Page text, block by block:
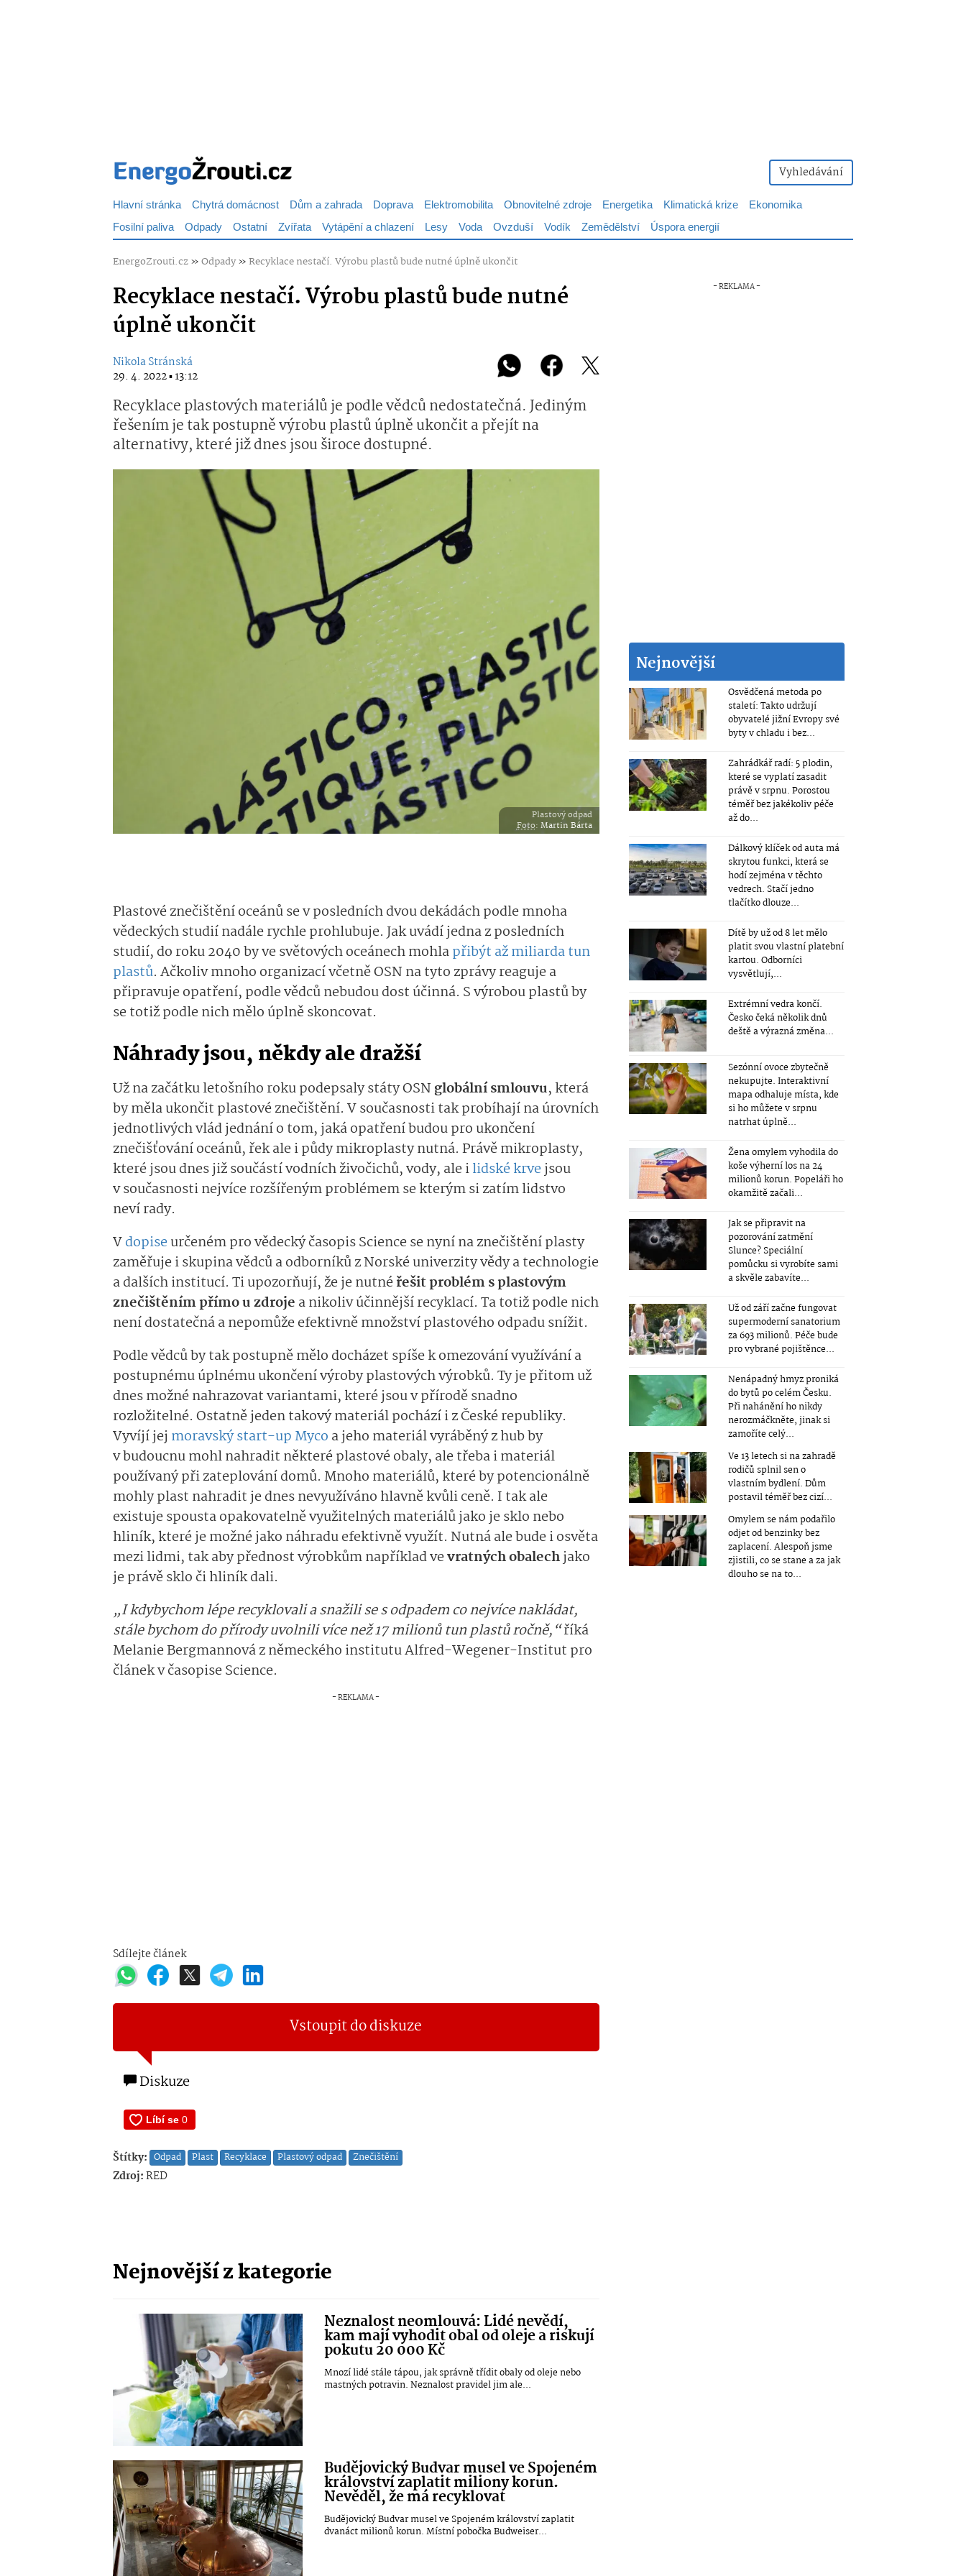
Vyhledávání
Hlavní stránka Chytrá domácnost Dům a zahrada Doprava Elektromobilita Obnovitelné zdroje Energetika Klimatická krize
Ekonomika
Fosilní paliva Odpady Ostatní Zvířata Vytápění a chlazení Lesy Voda Ovzduší Vodík Zemědělství Úspora energií
EnergoZrouti.cz»Odpady»Recyklace nestačí. Výrobu plastů bude nutné úplně ukončit
Recyklace nestačí. Výrobu plastů bude nutné
úplně ukončit
Nikola Stránská
29. 4. 2022 ▪ 13:12
Recyklace plastových materiálů je podle vědců nedostatečná. Jediným
řešením je tak postupně výrobu plastů úplně ukončit a přejít na
alternativy, které již dnes jsou široce dostupné.
Plastový odpad
Foto: Martin Bárta
Plastové znečištění oceánů se v posledních dvou dekádách podle mnoha
vědeckých studií nadále rychle prohlubuje. Jak uvádí jedna z posledních
studií, do roku 2040 by ve světových oceánech mohlapřibýt až miliarda tun
plastů. Ačkoliv mnoho organizací včetně OSN na tyto zprávy reaguje a
připravuje opatření, podle vědců nebudou dost účinná. S výrobou plastů by
se totiž podle nich mělo úplně skoncovat.
Náhrady jsou, někdy ale dražší
Už na začátku letošního roku podepsaly státy OSN globální smlouvu, která
by měla ukončit plastové znečištění. V současnosti tak probíhají na úrovních
jednotlivých vlád jednání o tom, jaká opatření budou pro ukončení
znečišťování oceánů, řek ale i půdy mikroplasty nutná. Právě mikroplasty,
které jsou dnes již součástí vodních živočichů, vody, ale ilidské krvejsou
v současnosti nejvíce rozšířeným problémem se kterým si zatím lidstvo
neví rady.
Vdopiseurčeném pro vědecký časopis Science se nyní na znečištění plasty
zaměřuje i skupina vědců a odborníků z Norské univerzity vědy a technologie
a dalších institucí. Ti upozorňují, že je nutnéřešit problém s plastovým
znečištěním přímo u zdroje a nikoliv účinnější recyklací. Ta totiž podle nich
není dostatečná a nepomůže efektivně množství plastového odpadu snížit.
Podle vědců by tak postupně mělo docházet spíše k omezování využívání a
postupnému úplnému ukončení výroby plastových výrobků. Ty je přitom už
dnes možné nahrazovat variantami, které jsou v přírodě snadno
rozložitelné. Ostatně jeden takový materiál pochází i z České republiky.
Vyvíjí jej moravský start-up Myco a jeho materiál vyráběný z hub by
v budoucnu mohl nahradit některé plastové obaly, ale třeba i materiál
používaný při zateplování domů. Mnoho materiálů, které by potencionálně
mohly plast nahradit je dnes nevyužíváno hlavně kvůli ceně. I tak ale
existuje spousta opakovatelně využitelných materiálů jako je sklo nebo
hliník, které je možné jako náhradu efektivně využít. Nutná ale bude i osvěta
mezi lidmi, tak aby přednost výrobkům například vevratných obalechjako
je právě sklo či hliník dali.
„I kdybychom lépe recyklovali a snažili se s odpadem co nejvíce nakládat,
stále bychom do přírody uvolnili více než 17 milionů tun plastů ročně,“říká
Melanie Bergmannová z německého institutu Alfred-Wegener-Institut pro
článek v časopise Science.
Sdílejte článek
Vstoupit do diskuze
Diskuze
Štítky: Odpad Plast Recyklace Plastový odpad Znečištění
Zdroj:RED
Nejnovější z kategorie
Neznalost neomlouvá: Lidé nevědí,
kam mají vyhodit obal od oleje a riskují
pokutu 20 000 Kč
Mnozí lidé stále tápou, jak správně třídit obaly od oleje nebo
mastných potravin. Neznalost pravidel jim ale...
Budějovický Budvar musel ve Spojeném
království zaplatit miliony korun.
Nevěděl, že má recyklovat
Budějovický Budvar musel ve Spojeném království zaplatit
dvanáct milionů korun. Místní pobočka Budweiser...
Nejnovější
Osvědčená metoda po
staletí: Takto udržují
obyvatelé jižní Evropy své
byty v chladu i bez...
Zahrádkář radí: 5 plodin,
které se vyplatí zasadit
právě v srpnu. Porostou
téměř bez jakékoliv péče
až do...
Dálkový klíček od auta má
skrytou funkci, která se
hodí zejména v těchto
vedrech. Stačí jedno
tlačítko dlouze...
Dítě by už od 8 let mělo
platit svou vlastní platební
kartou. Odborníci
vysvětlují,...
Extrémní vedra končí.
Česko čeká několik dnů
deště a výrazná změna...
Sezónní ovoce zbytečně
nekupujte. Interaktivní
mapa odhaluje místa, kde
si ho můžete v srpnu
natrhat úplně...
Žena omylem vyhodila do
koše výherní los na 24
milionů korun. Popeláři ho
okamžitě začali...
Jak se připravit na
pozorování zatmění
Slunce? Speciální
pomůcku si vyrobíte sami
a skvěle zabavíte...
Už od září začne fungovat
supermoderní sanatorium
za 693 milionů. Péče bude
pro vybrané pojištěnce...
Nenápadný hmyz proniká
do bytů po celém Česku.
Při nahánění ho nikdy
nerozmáčkněte, jinak si
zamoříte celý...
Ve 13 letech si na zahradě
rodičů splnil sen o
vlastním bydlení. Dům
postavil téměř bez cizí...
Omylem se nám podařilo
odjet od benzinky bez
zaplacení. Alespoň jsme
zjistili, co se stane a za jak
dlouho se na to...